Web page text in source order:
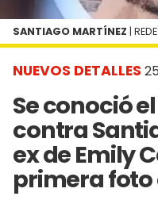
NUEVOS DETALLES
Se conoció
contra
ex de Emily
primera
SANTIAGO MARTÍNEZ |